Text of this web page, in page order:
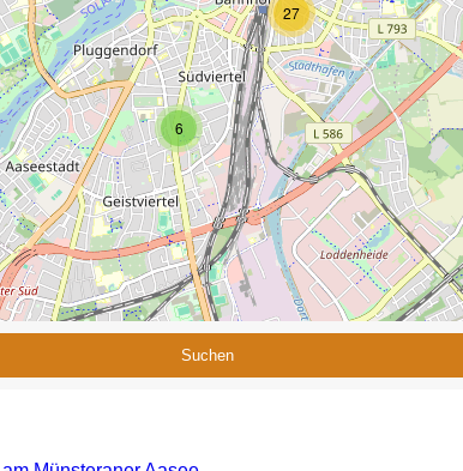
6
27
Suchen